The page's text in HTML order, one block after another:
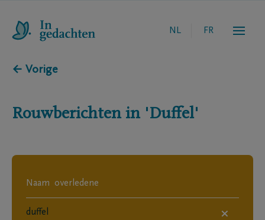
NL FR
← Vorige
Rouwberichten in 'Duffel'
×